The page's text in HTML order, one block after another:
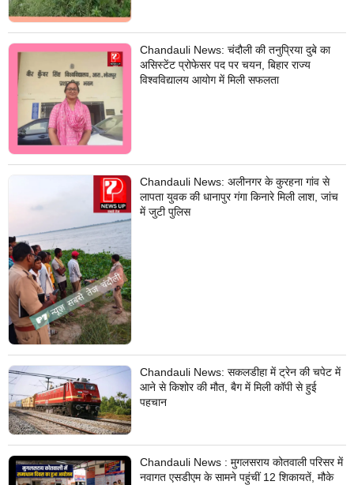
Chandauli News: चंदौली की तनुप्रिया दुबे का
असिस्टेंट प्रोफेसर पद पर चयन, बिहार राज्य
विश्वविद्यालय आयोग में मिली सफलता
Chandauli News: अलीनगर के कुरहना गांव से
लापता युवक की धानापुर गंगा किनारे मिली लाश, जांच
में जुटी पुलिस
Chandauli News: सकलडीहा में ट्रेन की चपेट में
आने से किशोर की मौत, बैग में मिली कॉपी से हुई
पहचान
Chandauli News : मुगलसराय कोतवाली परिसर में
नवागत एसडीएम के सामने पहुंचीं 12 शिकायतें, मौके